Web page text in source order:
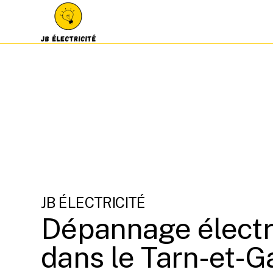
JB ÉLECTRICITÉ
Dépannage
dans le Tarn-et-